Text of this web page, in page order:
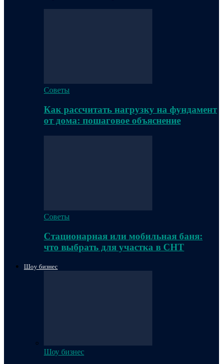
Советы
Как рассчитать нагрузку на фундамент
от дома: пошаговое объяснение
Советы
Стационарная или мобильная баня:
что выбрать для участка в СНТ
Шоу бизнес
Шоу бизнес